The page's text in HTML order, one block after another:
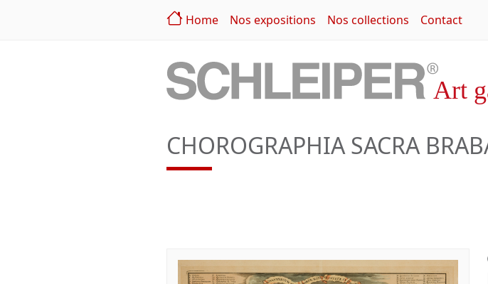
Home Nos expositions Nos collections Contact
CHOROGRAPHIA SACRA